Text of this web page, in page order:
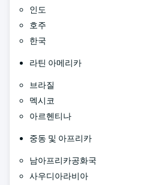
인도
호주
한국
라틴 아메리카
브라질
멕시코
아르헨티나
중동 및 아프리카
남아프리카공화국
사우디아라비아